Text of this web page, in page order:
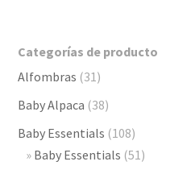
Categorías de producto
Alfombras (31)
Baby Alpaca (38)
Baby Essentials (108)
Baby Essentials (51)